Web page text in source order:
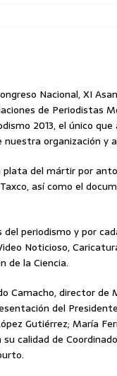
Nacional, XI
de Periodistas
2013, el único
nuestra organización y
del mártir por
así como el
periodismo y por
Noticioso,
de la Ciencia.
Camacho, director de
del
Gutiérrez; María
calidad de